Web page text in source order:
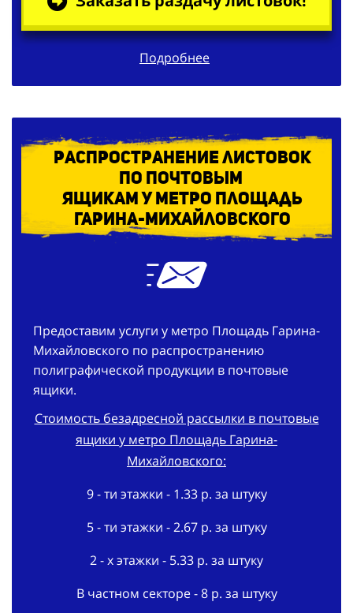
Подробнее
Распространение листовок
по почтовым
ящикам у метро Площадь
Гарина-Михайловского
Предоставим услуги у метро Площадь Гарина-
Михайловского по распространению
полиграфической продукции в почтовые
ящики.
Стоимость безадресной рассылки в почтовые
ящики у метро Площадь Гарина-
Михайловского:
9 - ти этажки - 1.33 р. за штуку
5 - ти этажки - 2.67 р. за штуку
2 - х этажки - 5.33 р. за штуку
В частном секторе - 8 р. за штуку